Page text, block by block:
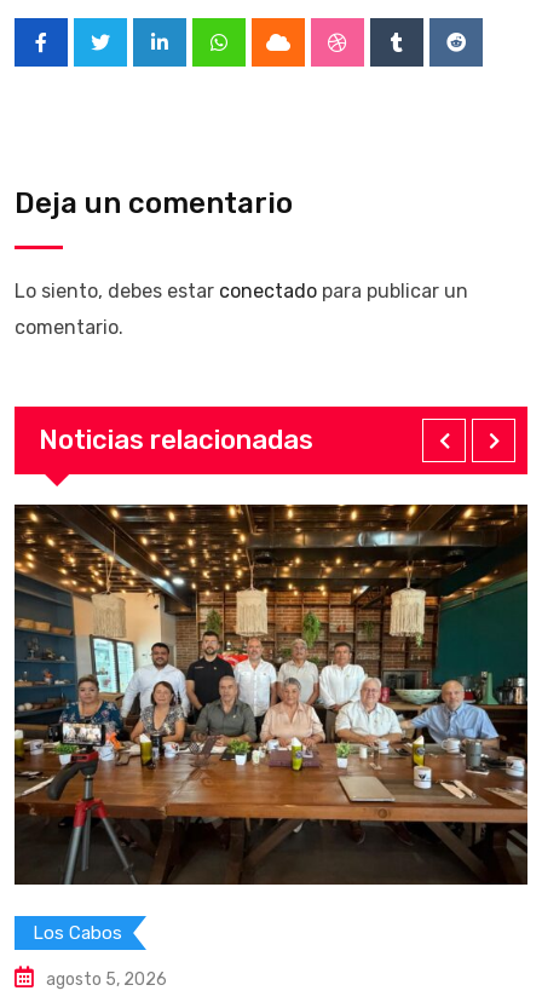
LinkedInWhatsappCloud StumbleUpon
TumblrReddit
Deja un comentario
Lo siento, debes estar conectado para publicar un
comentario.
Noticias relacionadas
Los Cabos
agosto 5, 2026